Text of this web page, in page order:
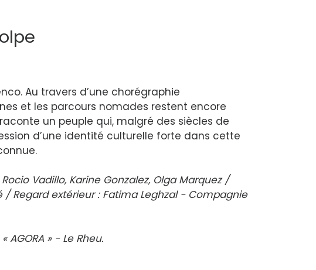
Au travers d’une chorégraphie
et les parcours nomades restent encore
un peuple qui, malgré des siècles de
d’une identité culturelle forte dans cette
Vadillo, Karine Gonzalez, Olga Marquez /
/ Regard extérieur : Fatima Leghzal - Compagnie
» - Le Rheu.